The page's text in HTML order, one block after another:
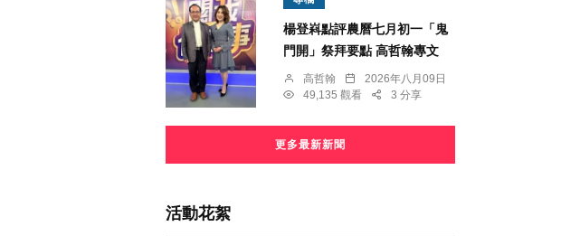
楊登嵙點評農曆七月初一「鬼
門開」祭拜要點 高哲翰專文
高哲翰
2026年八月09日
49,135 觀看
3 分享
更多最新新聞
活動花絮